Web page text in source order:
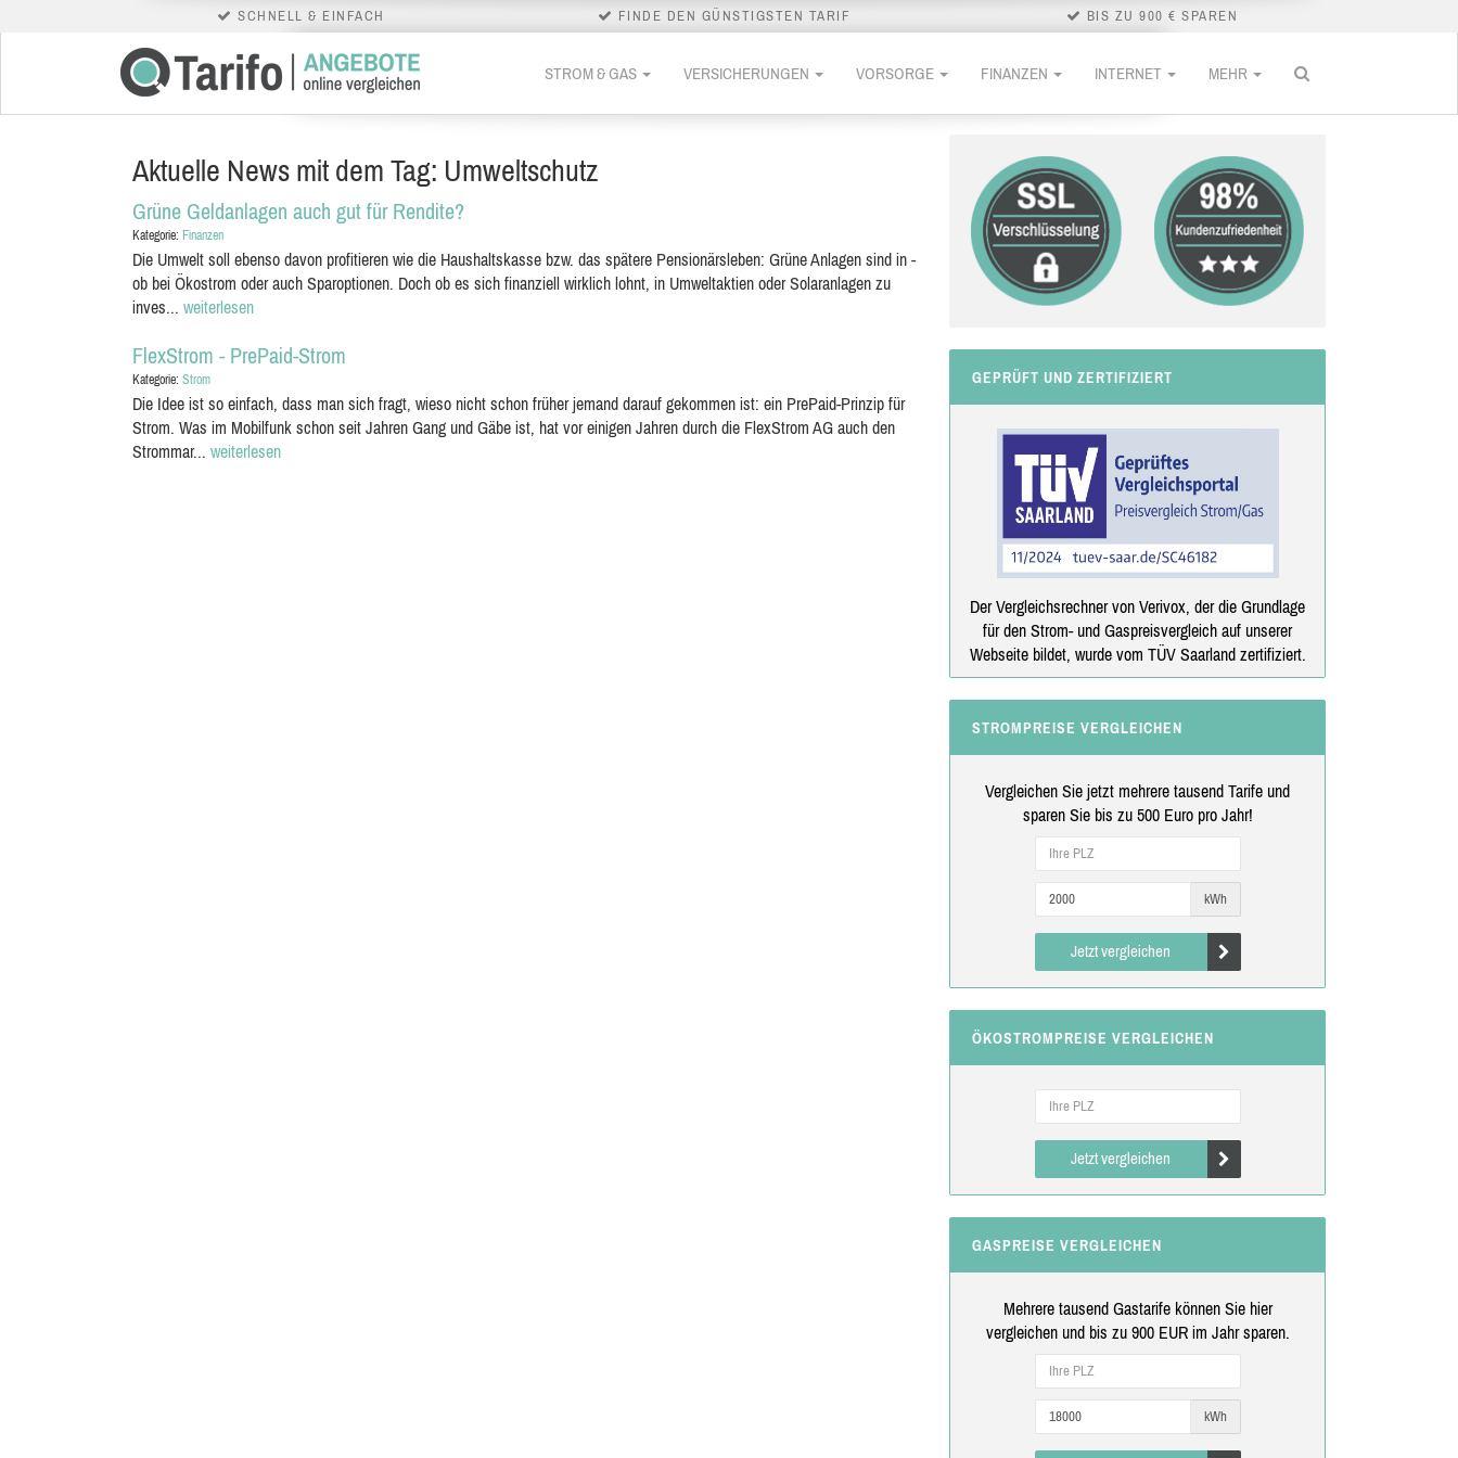
SCHNELL & EINFACH FINDE DEN GÜNSTIGSTEN TARIF BIS ZU 900 € SPAREN
STROM & GAS VERSICHERUNGEN VORSORGE FINANZEN INTERNET MEHR
Aktuelle News mit dem Tag: Umweltschutz
Grüne Geldanlagen auch gut für Rendite?
Kategorie: Finanzen
Die Umwelt soll ebenso davon profitieren wie die Haushaltskasse bzw. das spätere Pensionärsleben: Grüne Anlagen sind in -
ob bei Ökostrom oder auch Sparoptionen. Doch ob es sich finanziell wirklich lohnt, in Umweltaktien oder Solaranlagen zu
inves... weiterlesen
FlexStrom - PrePaid-Strom
Kategorie: Strom
Die Idee ist so einfach, dass man sich fragt, wieso nicht schon früher jemand darauf gekommen ist: ein PrePaid-Prinzip für
Strom. Was im Mobilfunk schon seit Jahren Gang und Gäbe ist, hat vor einigen Jahren durch die FlexStrom AG auch den
Strommar... weiterlesen
GEPRÜFT UND ZERTIFIZIERT
Der Vergleichsrechner von Verivox, der die Grundlage
für den Strom- und Gaspreisvergleich auf unserer
Webseite bildet, wurde vom TÜV Saarland zertifiziert.
STROMPREISE VERGLEICHEN
Vergleichen Sie jetzt mehrere tausend Tarife und
sparen Sie bis zu 500 Euro pro Jahr!
kWh
Jetzt vergleichen
ÖKOSTROMPREISE VERGLEICHEN
Jetzt vergleichen
GASPREISE VERGLEICHEN
Mehrere tausend Gastarife können Sie hier
vergleichen und bis zu 900 EUR im Jahr sparen.
kWh